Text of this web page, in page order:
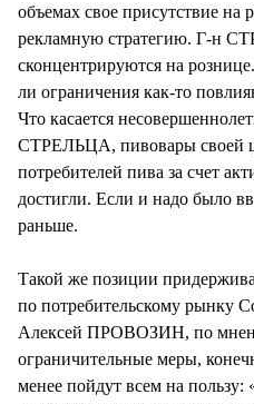
объемах свое присутствие на
рекламную стратегию. Г-н
сконцентрируются на
ли ограничения как-то
Что касается
СТРЕЛЬЦА, пивовары своей
потребителей пива за счет
достигли. Если и надо было
раньше.
Такой же позиции
по потребительскому рынку
Алексей ПРОВОЗИН, по
ограничительные меры,
менее пойдут всем на пользу: